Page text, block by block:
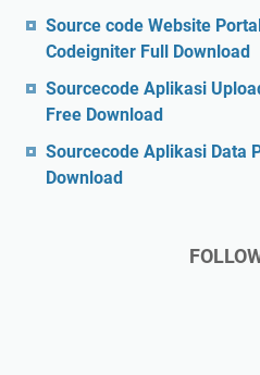
Source code Website
Codeigniter Full Download
Sourcecode Aplikasi
Free Download
Sourcecode Aplikasi Data
Download